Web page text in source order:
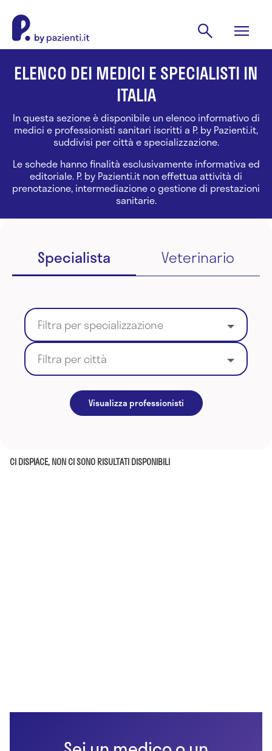
ELENCO DEI MEDICI E SPECIALISTI IN
ITALIA
In questa sezione è disponibile un elenco informativo di
medici e professionisti sanitari iscritti a P. by Pazienti.it,
suddivisi per città e specializzazione.
Le schede hanno finalità esclusivamente informativa ed
editoriale. P. by Pazienti.it non effettua attività di
prenotazione, intermediazione o gestione di prestazioni
sanitarie.
Specialista Veterinario
Filtra per specializzazione
Filtra per città
Visualizza professionisti
CI DISPIACE, NON CI SONO RISULTATI DISPONIBILI